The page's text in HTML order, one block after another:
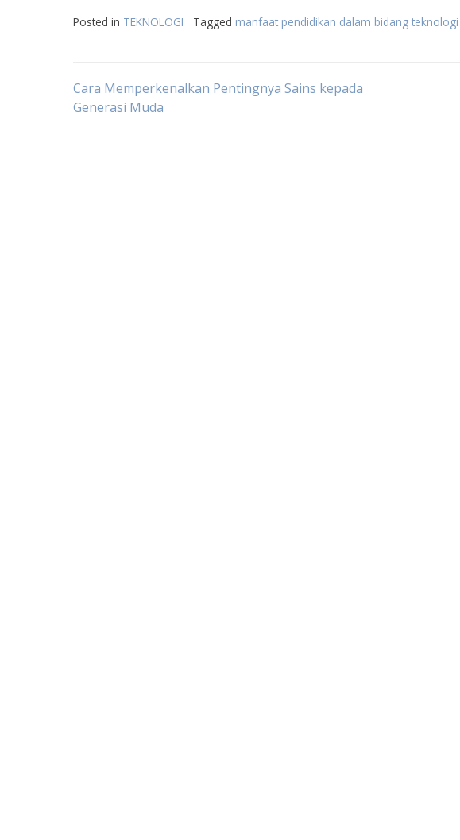
Posted in TEKNOLOGI Tagged manfaat pendidikan dalam bidang teknologi
Post
Cara Memperkenalkan Pentingnya Sains kepada
Generasi Muda